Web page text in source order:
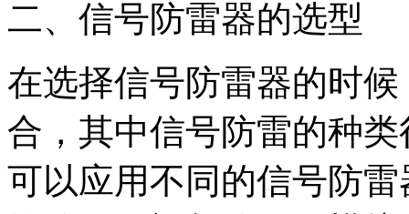
二、信号防雷器的选型
在选择信号防雷器的时
合，其中信号防雷的种
可以应用不同的信号防